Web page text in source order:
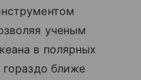
ученым
в полярных
гораздо ближе